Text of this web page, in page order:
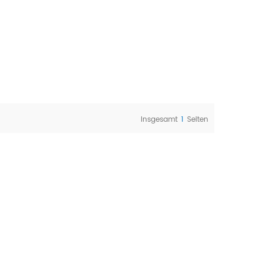
Insgesamt 1 Seiten